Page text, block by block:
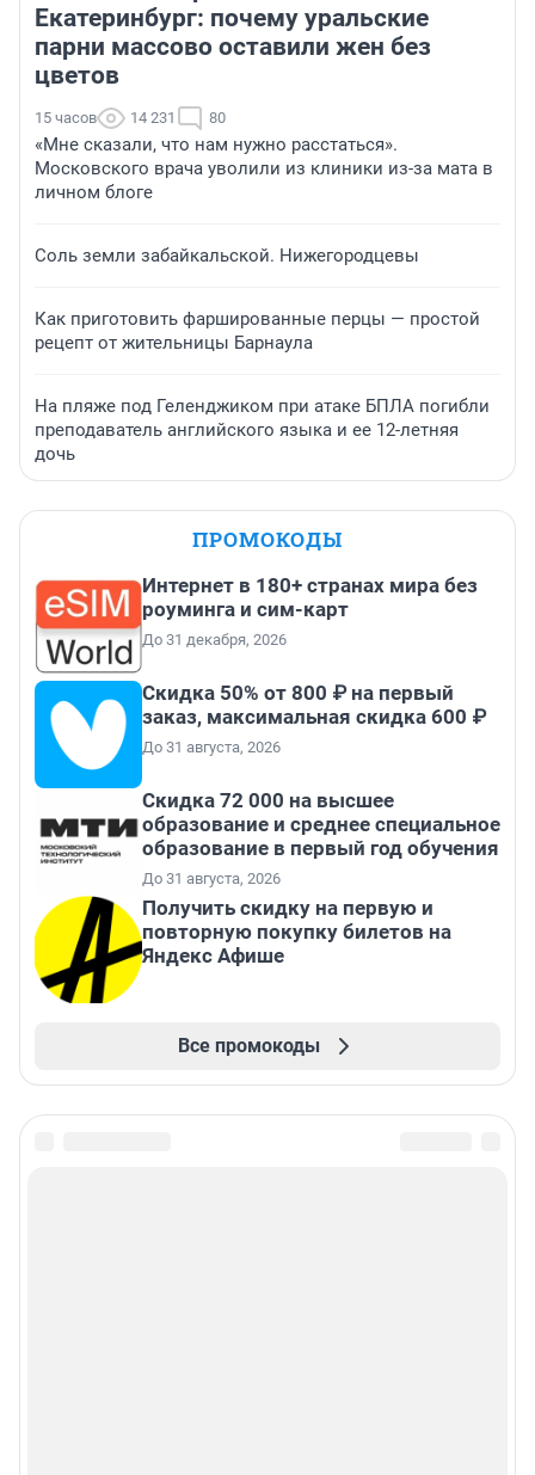
Екатеринбург: почему уральские
парни массово оставили жен без
цветов
15 часов 14 231 80
«Мне сказали, что нам нужно расстаться».
Московского врача уволили из клиники из-за мата в
личном блоге
Соль земли забайкальской. Нижегородцевы
Как приготовить фаршированные перцы — простой
рецепт от жительницы Барнаула
На пляже под Геленджиком при атаке БПЛА погибли
преподаватель английского языка и ее 12-летняя
дочь
ПРОМОКОДЫ
Интернет в 180+ странах мира без
роуминга и сим-карт
До 31 декабря, 2026
Скидка 50% от 800 ₽ на первый
заказ, максимальная скидка 600 ₽
До 31 августа, 2026
Скидка 72 000 на высшее
образование и среднее специальное
образование в первый год обучения
До 31 августа, 2026
Получить скидку на первую и
повторную покупку билетов на
Яндекс Афише
Все промокоды